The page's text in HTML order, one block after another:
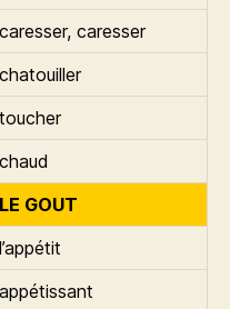
caresser, caresser
chatouiller
toucher
chaud
LE GOUT
l’appétit
appétissant